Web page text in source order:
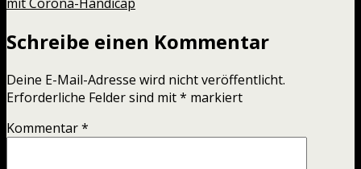
Schreibe einen Kommentar
Deine E-Mail-Adresse wird nicht veröffentlicht.
Erforderliche Felder sind mit* markiert
Kommentar*